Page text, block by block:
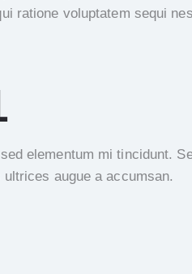
ratione voluptatem sequi
elementum mi tincidunt.
augue a accumsan.